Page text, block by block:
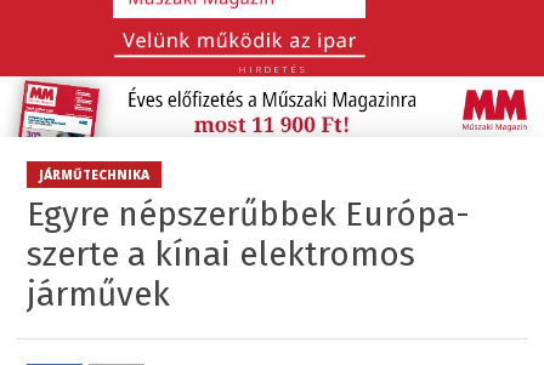
HIRDETÉS
JÁRMŰTECHNIKA
Egyre népszerűbbek Európa-
szerte a kínai elektromos
járművek